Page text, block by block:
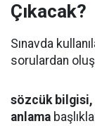
Çıkacak?
Sınavda
sorulardan
sözcük
anlama